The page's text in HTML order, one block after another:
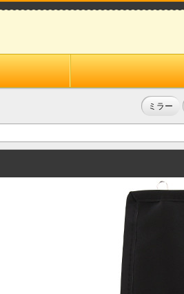
ミラー